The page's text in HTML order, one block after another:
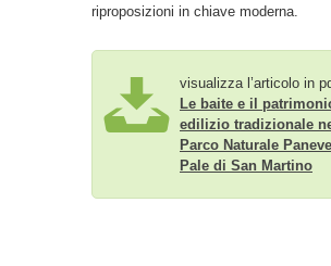
riproposizioni in chiave moderna.
visualizza l’articolo in
Le baite e il
edilizio tradizionale
Parco Naturale
Pale di San Martino